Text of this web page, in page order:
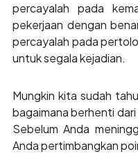
percayalah pada
pekerjaan dengan
percayalah pada
untuk segala kejadian.
Mungkin kita sudah
bagaimana berhenti
Sebelum Anda
Anda pertimbangkan